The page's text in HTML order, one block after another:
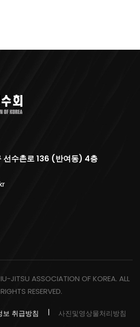
선수촌로 136 (반여동) 4층
JITSU ASSOCIATION OF KOREA. ALL
RIGHTS RESERVED.
보 취급방침 사진및영상물처리방침